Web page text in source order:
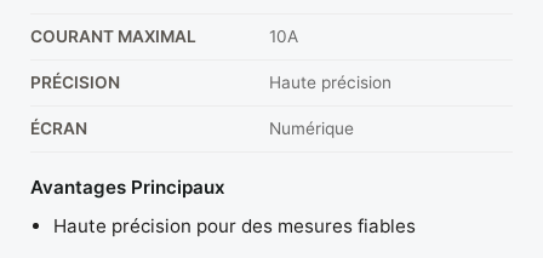
COURANT MAXIMAL 10A
PRÉCISION Haute précision
ÉCRAN Numérique
Avantages Principaux
Haute précision pour des mesures fiables